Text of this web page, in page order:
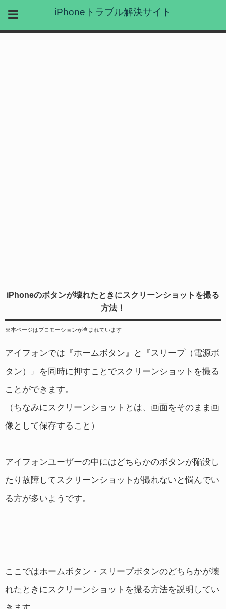
iPhoneトラブル解決サイト
iPhoneのボタンが壊れたときにスクリーンショットを撮る
方法！
※本ページはプロモーションが含まれています
アイフォンでは『ホームボタン』と『スリープ（電源ボ
タン）』を同時に押すことでスクリーンショットを撮る
ことができます。
（ちなみにスクリーンショットとは、画面をそのまま画
像として保存すること）
アイフォンユーザーの中にはどちらかのボタンが陥没し
たり故障してスクリーンショットが撮れないと悩んでい
る方が多いようです。
ここではホームボタン・スリープボタンのどちらかが壊
れたときにスクリーンショットを撮る方法を説明してい